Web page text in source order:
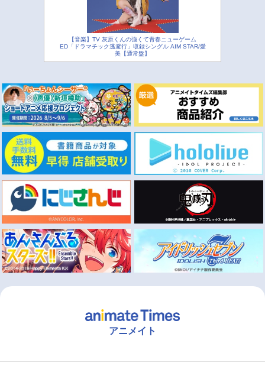
【音楽】TV 灰原くんの強くて青春ニューゲーム
ED「ドラマチック逃避行」収録シングル AIM STAR/愛
美【通常盤】
アニメイト